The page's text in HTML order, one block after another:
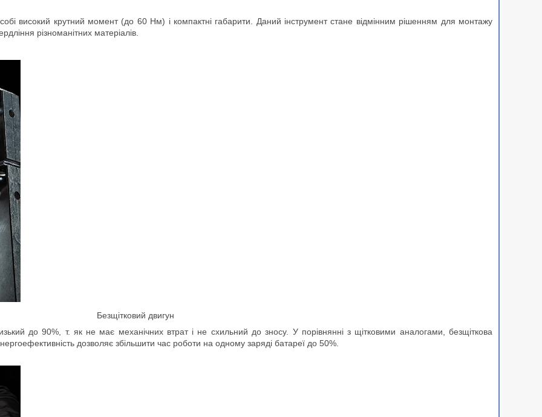
високий крутний момент (до 60 Нм) і компактні габарити. Даний інструмент стане відмінним рішенням для монтажу
різноманітних матеріалів.
Безщітковий двигун
до 90%, т. як не має механічних втрат і не схильний до зносу. У порівнянні з щітковими аналогами, безщіткова
дозволяє збільшити час роботи на одному заряді батареї до 50%.